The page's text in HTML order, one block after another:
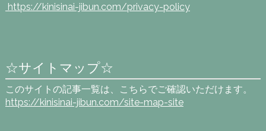
https://kinisinai-jibun.com/privacy-policy
☆サイトマップ☆
このサイトの記事一覧は、こちらでご確認いただけます。
https://kinisinai-jibun.com/site-map-site